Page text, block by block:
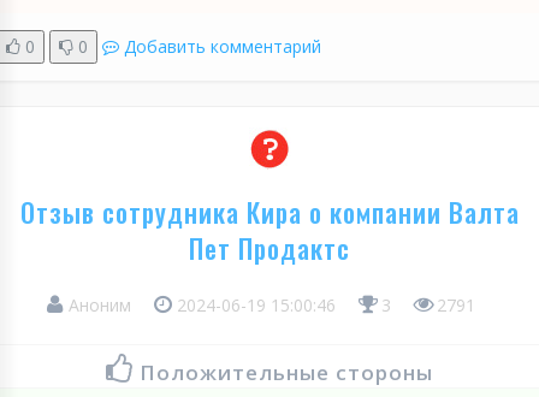
0 0 Добавить комментарий
Отзыв сотрудника Кира о компании Валта
Пет Продактс
Аноним 2024-06-19 15:00:46 3 2791
Положительные стороны